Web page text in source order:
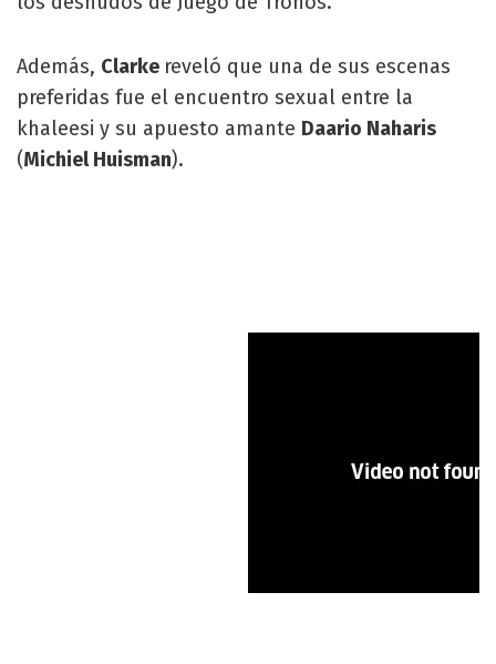
Además, Clarke reveló que una de sus escenas
preferidas fue el encuentro sexual entre la
khaleesi y su apuesto amante Daario Naharis
(Michiel Huisman).